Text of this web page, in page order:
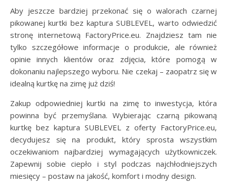
Aby jeszcze bardziej przekonać się o walorach czarnej
pikowanej kurtki bez kaptura SUBLEVEL, warto odwiedzić
stronę internetową FactoryPrice.eu. Znajdziesz tam nie
tylko szczegółowe informacje o produkcie, ale również
opinie innych klientów oraz zdjęcia, które pomogą w
dokonaniu najlepszego wyboru. Nie czekaj – zaopatrz się w
idealną kurtkę na zimę już dziś!
Zakup odpowiedniej kurtki na zimę to inwestycja, która
powinna być przemyślana. Wybierając czarną pikowaną
kurtkę bez kaptura SUBLEVEL z oferty FactoryPrice.eu,
decydujesz się na produkt, który sprosta wszystkim
oczekiwaniom najbardziej wymagających użytkowniczek.
Zapewnij sobie ciepło i styl podczas najchłodniejszych
miesięcy – postaw na jakość, komfort i modny design.